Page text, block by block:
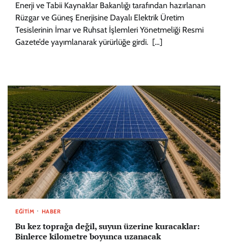
Enerji ve Tabii Kaynaklar Bakanlığı tarafından hazırlanan
Rüzgar ve Güneş Enerjisine Dayalı Elektrik Üretim
Tesislerinin İmar ve Ruhsat İşlemleri Yönetmeliği Resmi
Gazete’de yayımlanarak yürürlüğe girdi. […]
EĞITIM HABER
Bu kez toprağa değil, suyun üzerine kuracaklar:
Binlerce kilometre boyunca uzanacak